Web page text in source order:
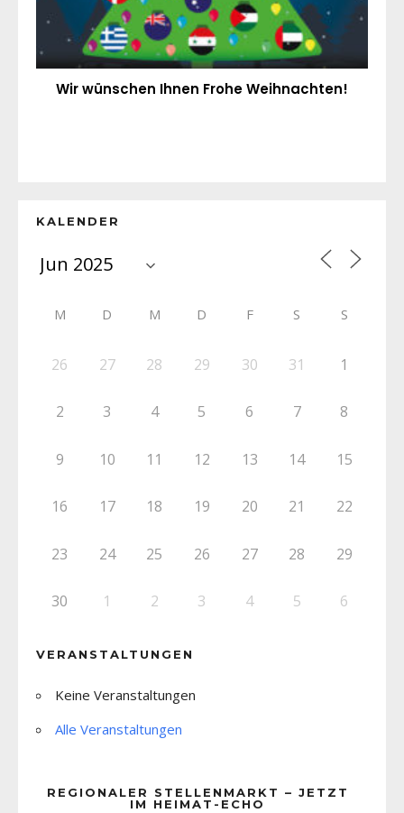
Wir wünschen Ihnen Frohe Weihnachten!
KALENDER
M D M D F S S
26 27 28 29 30 31 1
2 3 4 5 6 7 8
9 10 11 12 13 14 15
16 17 18 19 20 21 22
23 24 25 26 27 28 29
30 1 2 3 4 5 6
VERANSTALTUNGEN
Keine Veranstaltungen
Alle Veranstaltungen
REGIONALER STELLENMARKT – JETZT
IM HEIMAT-ECHO